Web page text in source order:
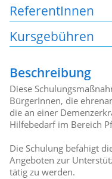
ReferentInnen
Kursgebühren
Beschreibung
Diese
BürgerInnen, die
die an einer
Hilfebedarf im Bereich
Die Schulung befähigt
Angeboten zur
tätig zu werden.